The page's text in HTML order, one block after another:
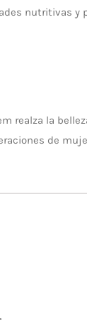
nutritivas y
realza la
de